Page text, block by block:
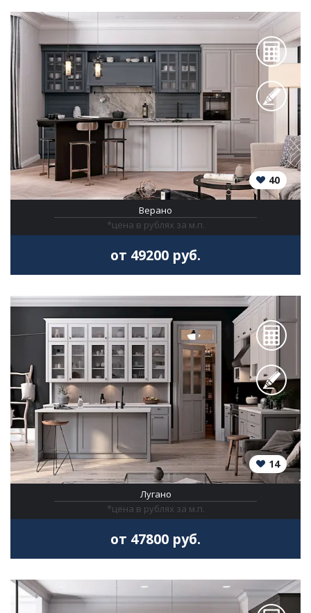
40
Верано
*цена в рублях за м.п.
от 49200 руб.
14
Лугано
*цена в рублях за м.п.
от 47800 руб.